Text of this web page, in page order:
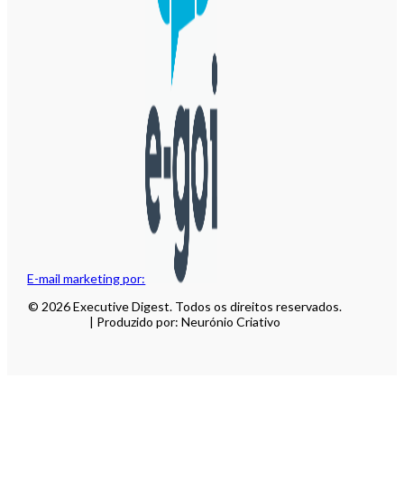
E-mail marketing por:
© 2026 Executive Digest. Todos os direitos reservados.
| Produzido por: Neurónio Criativo